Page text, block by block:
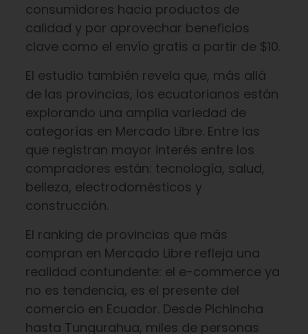
consumidores hacia productos de
calidad y por aprovechar beneficios
clave como el envío gratis a partir de $10.
El estudio también revela que, más allá
de las provincias, los ecuatorianos están
explorando una amplia variedad de
categorías en Mercado Libre. Entre las
que registran mayor interés entre los
compradores están: tecnología, salud,
belleza, electrodomésticos y
construcción.
El ranking de provincias que más
compran en Mercado Libre refleja una
realidad contundente: el e-commerce ya
no es tendencia, es el presente del
comercio en Ecuador. Desde Pichincha
hasta Tungurahua, miles de personas